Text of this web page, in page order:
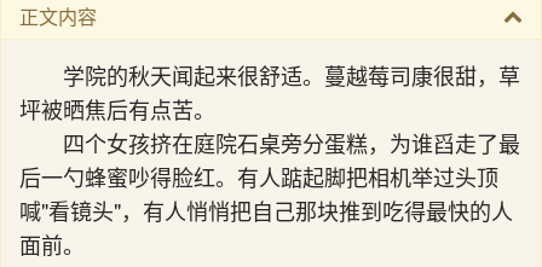
正文内容
学院的秋天闻起来很舒适。蔓越莓司康很甜，草
坪被晒焦后有点苦。
四个女孩挤在庭院石桌旁分蛋糕，为谁舀走了最
后一勺蜂蜜吵得脸红。有人踮起脚把相机举过头顶
喊"看镜头"，有人悄悄把自己那块推到吃得最快的人
面前。